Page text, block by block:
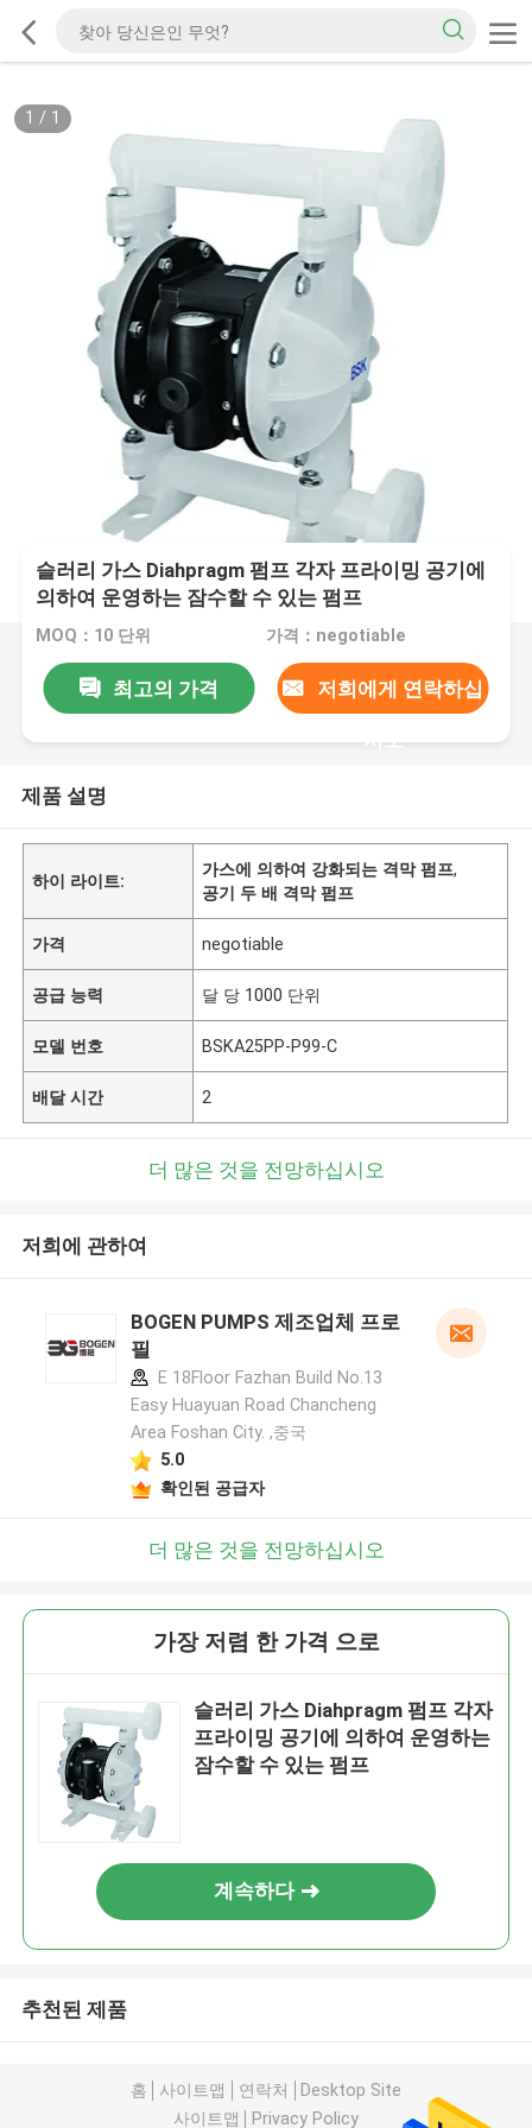
1 / 1
슬러리 가스 Diahpragm 펌프 각자 프라이밍 공기에
의하여 운영하는 잠수할 수 있는 펌프
MOQ：10 단위 가격：negotiable
최고의 가격 저희에게 연락하십
시오
제품 설명
하이 라이트:
가스에 의하여 강화되는 격막 펌프,
공기 두 배 격막 펌프
가격 negotiable
공급 능력 달 당 1000 단위
모델 번호 BSKA25PP-P99-C
배달 시간 2
더 많은 것을 전망하십시오
저희에 관하여
BOGEN PUMPS 제조업체 프로
필
E 18Floor Fazhan Build No.13
Easy Huayuan Road Chancheng
Area Foshan City. ,중국
5.0
확인된 공급자
더 많은 것을 전망하십시오
가장 저렴 한 가격 으로
슬러리 가스 Diahpragm 펌프 각자
프라이밍 공기에 의하여 운영하는
잠수할 수 있는 펌프
계속하다
추천된 제품
홈 사이트맵 연락처
Desktop Site
사이트맵
Privacy Policy